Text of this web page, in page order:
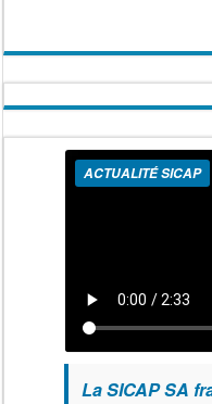
ACTUALITÉ SICAP
La SICAP SA